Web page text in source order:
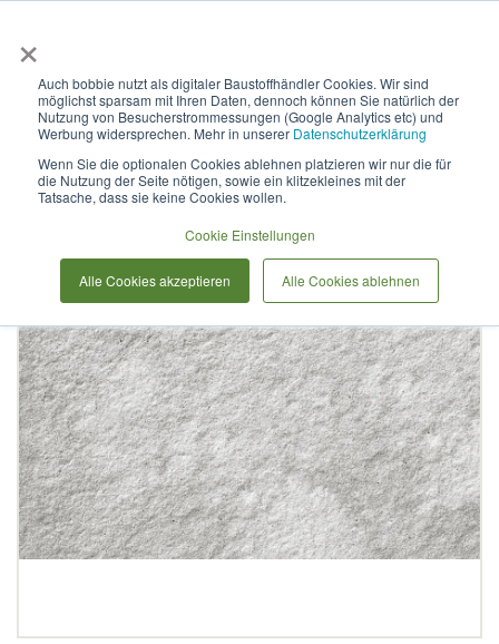
×
Auch bobbie nutzt als digitaler Baustoffhändler Cookies. Wir sind
möglichst sparsam mit Ihren Daten, dennoch können Sie natürlich der
Nutzung von Besucherstrommessungen (Google Analytics etc) und
Werbung widersprechen. Mehr in unserer Datenschutzerklärung
Wenn Sie die optionalen Cookies ablehnen platzieren wir nur die für
die Nutzung der Seite nötigen, sowie ein klitzekleines mit der
Tatsache, dass sie keine Cookies wollen.
Cookie Einstellungen
Alle Cookies akzeptieren Alle Cookies ablehnen
Betonplatte SERIE 55
Zum
Ende
Bildergalerie
springen